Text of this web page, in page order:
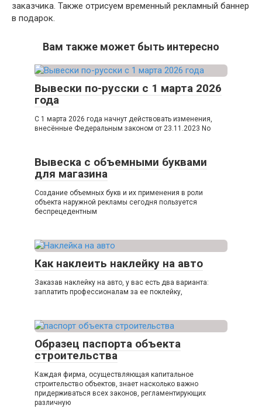
заказчика. Также отрисуем временный рекламный баннер
в подарок.
Вам также может быть интересно
Вывески по-русски с 1 марта 2026
года
С 1 марта 2026 года начнут действовать изменения,
внесённые Федеральным законом от 23.11.2023 No
Вывеска с объемными буквами
для магазина
Создание объемных букв и их применения в роли
объекта наружной рекламы сегодня пользуется
беспрецедентным
Как наклеить наклейку на авто
Заказав наклейку на авто, у вас есть два варианта:
заплатить профессионалам за ее поклейку,
Образец паспорта объекта
строительства
Каждая фирма, осуществляющая капитальное
строительство объектов, знает насколько важно
придерживаться всех законов, регламентирующих
различную